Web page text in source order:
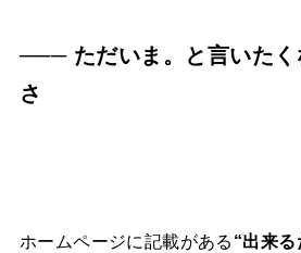
─── ただいま。と言いたく
さ
ホームページに記載がある “出来